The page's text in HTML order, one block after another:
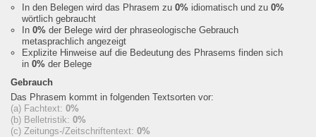
In den Belegen wird das Phrasem zu 0% idiomatisch und zu 0%
wörtlich gebraucht
In 0% der Belege wird der phraseologische Gebrauch
metasprachlich angezeigt
Explizite Hinweise auf die Bedeutung des Phrasems finden sich
in 0% der Belege
Gebrauch
Das Phrasem kommt in folgenden Textsorten vor:
(a) Fachtext: 0%
(b) Belletristik: 0%
(c) Zeitungs-/Zeitschriftentext: 0%